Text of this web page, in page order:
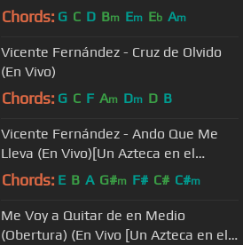
Azteca])
Chords: G C D Bm Em Eb Am
Vicente Fernández - Cruz de Olvido
(En Vivo)
Chords: G C F Am Dm D B
Vicente Fernández - Ando Que Me
Lleva (En Vivo)[Un Azteca en el
Azteca]
Chords: E B A G#m F# C# C#m
Me Voy a Quitar de en Medio
(Obertura) (En Vivo [Un Azteca en el